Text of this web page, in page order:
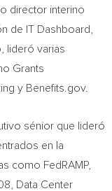
director interino
de IT Dashboard,
lideró varias
Grants
y Benefits.gov.
sénior que lideró
en la
como FedRAMP,
Data Center